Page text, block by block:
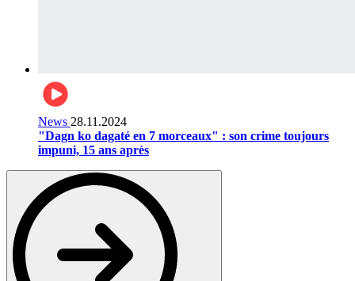
News 28.11.2024
"Dagn ko dagaté en 7 morceaux" : son crime toujours
impuni, 15 ans après